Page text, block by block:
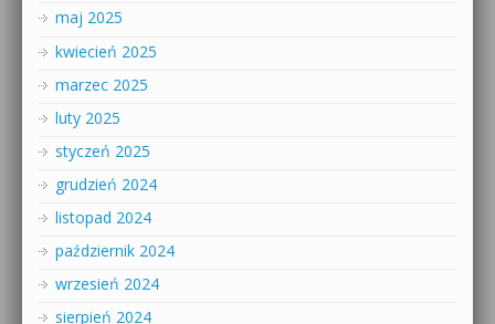
maj 2025
kwiecień 2025
marzec 2025
luty 2025
styczeń 2025
grudzień 2024
listopad 2024
październik 2024
wrzesień 2024
sierpień 2024